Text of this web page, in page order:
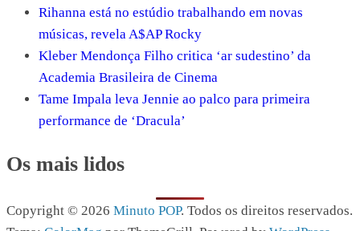
Rihanna está no estúdio trabalhando em novas
músicas, revela A$AP Rocky
Kleber Mendonça Filho critica ‘ar sudestino’ da
Academia Brasileira de Cinema
Tame Impala leva Jennie ao palco para primeira
performance de ‘Dracula’
Os mais lidos
Copyright © 2026 Minuto POP. Todos os direitos reservados.